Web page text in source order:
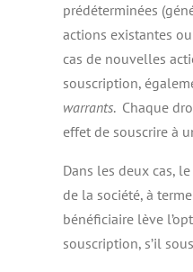
prédéterminées
actions existantes
cas de nouvelles
souscription,
warrants. Chaque
effet de souscrire à
Dans les deux cas,
de la société, à
bénéficiaire lève
souscription, s’il